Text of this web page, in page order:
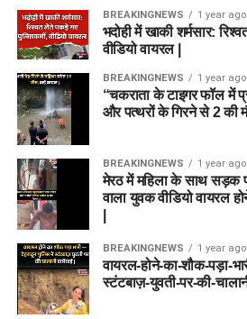
BREAKINGNEWS 1 year ago
भदोही में खाकी शर्मसार:
वीडियो वायरल |
BREAKINGNEWS 1 year ago
“चकराता के टाइगर फॉल में
और पत्थरों के गिरने से 2 की
BREAKINGNEWS 1 year ago
मेरठ में महिला के साथ सड़क
वाला युवक वीडियो वायरल
BREAKINGNEWS 1 year ago
वायरल-होने-का-शौक-पड़ा-
स्टंटबाज़-युवती-पर-की-